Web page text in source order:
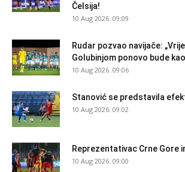
Čelsija!
10 Aug 2026. 09:09
Rudar pozvao navijače:
Golubinjom ponovo bude
10 Aug 2026. 09:06
Stanović se predstavila
10 Aug 2026. 09:02
Reprezentativac Crne Gore
10 Aug 2026. 09:00